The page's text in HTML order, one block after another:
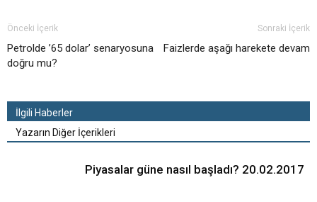
Önceki İçerik
Petrolde ’65 dolar’ senaryosuna
doğru mu?
Sonraki İçerik
Faizlerde aşağı harekete devam
İlgili Haberler
Yazarın Diğer İçerikleri
Piyasalar güne nasıl başladı? 20.02.2017